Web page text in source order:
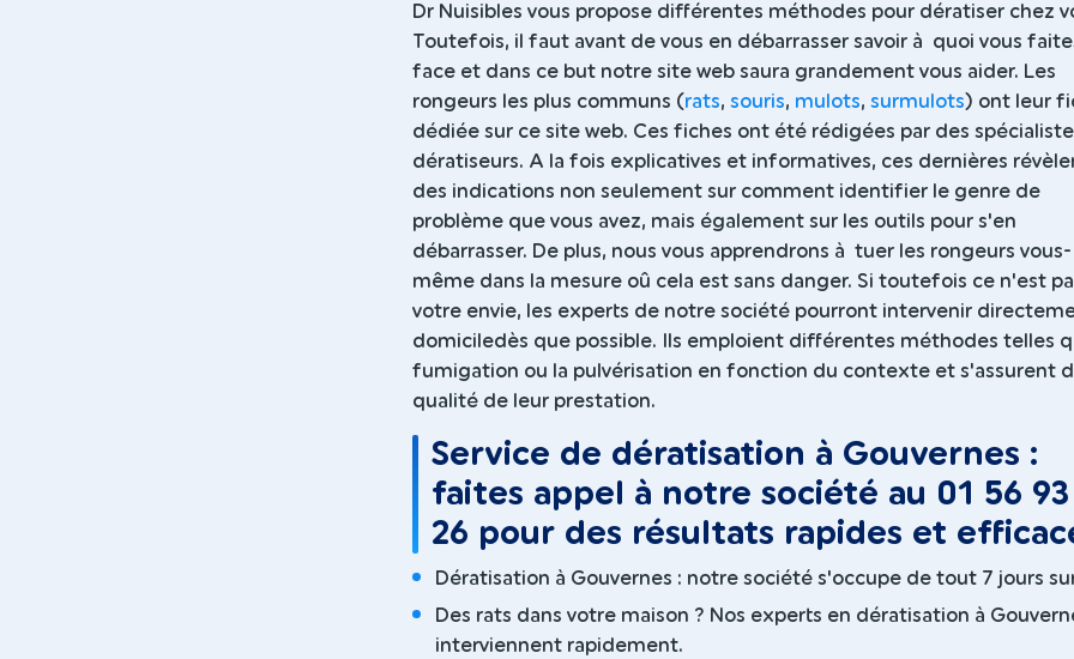
Dr Nuisibles vous propose différentes méthodes pour dératiser chez
Toutefois, il faut avant de vous en débarrasser savoir à quoi vous
face et dans ce but notre site web saura grandement vous aider. Les
rongeurs les plus communs (rats, souris, mulots, surmulots) ont leur
dédiée sur ce site web. Ces fiches ont été rédigées par des
dératiseurs. A la fois explicatives et informatives, ces dernières
des indications non seulement sur comment identifier le genre de
problème que vous avez, mais également sur les outils pour s'en
débarrasser. De plus, nous vous apprendrons à tuer les rongeurs vous-
même dans la mesure oû cela est sans danger. Si toutefois ce n'est
votre envie, les experts de notre société pourront intervenir
domiciledès que possible. Ils emploient différentes méthodes telles
fumigation ou la pulvérisation en fonction du contexte et s'assurent
qualité de leur prestation.
Service de dératisation à Gouvernes :
faites appel à notre société au 01 56 93
26 pour des résultats rapides et
Dératisation à Gouvernes : notre société s'occupe de tout 7 jours
Des rats dans votre maison ? Nos experts en dératisation à
interviennent rapidement.